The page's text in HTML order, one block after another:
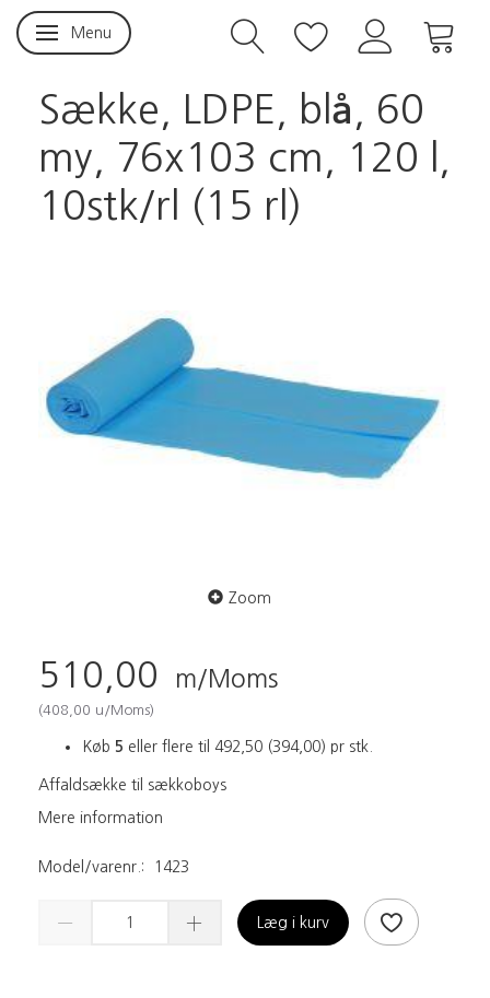
Skifte navigation
Menu
Sække, LDPE, blå, 60
my, 76x103 cm, 120 l,
10stk/rl (15 rl)
Zoom
510,00 m/Moms
(408,00 u/Moms)
Køb 5 eller flere til 492,50 (394,00) pr stk.
Affaldsække til sækkoboys
Mere information
Model/varenr.: 1423
Læg i kurv